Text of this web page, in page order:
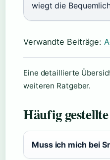
wiegt die
Verwandte Beiträge:
Eine detaillierte
weiteren Ratgeber.
Häufig
Muss ich mich bei